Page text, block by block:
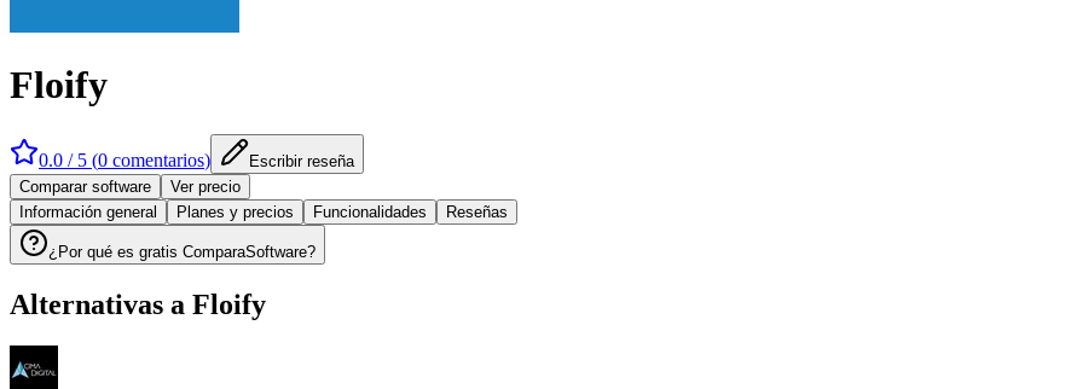
Floify
0.0 / 5 (0 comentarios)
Escribir reseña
Comparar software
Ver precio
Información general
Planes y precios Funcionalidades Reseñas
¿Por qué es gratis ComparaSoftware?
Alternativas a Floify